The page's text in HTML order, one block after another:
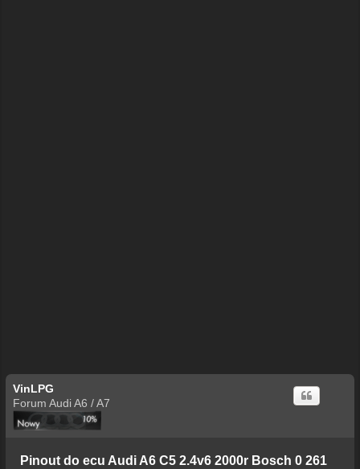
VinLPG
Forum Audi A6 / A7
Pinout do ecu Audi A6 C5 2.4v6 2000r Bosch 0 261